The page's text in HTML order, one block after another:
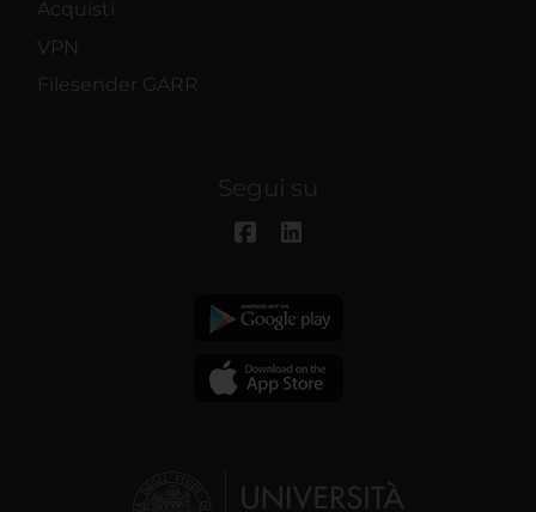
Acquisti
VPN
Filesender GARR
Segui su